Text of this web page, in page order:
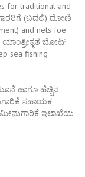
for traditional and
(ಬದಲಿ) ದೋಣಿ
and nets foe
ಯಾಂತ್ರೀಕೃತ ಬೋಟ್
sea fishing
ಹಾಗೂ ಹೆಚ್ಚಿನ
ಸಹಾಯಕ
ಮೀನುಗಾರಿಕೆ ಇಲಾಖೆಯ